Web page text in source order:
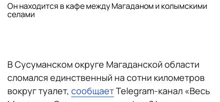
Он находится в кафе между Магаданом и колымскими
селами
В Сусуманском округе Магаданской области
сломался единственный на сотни километров
вокруг туалет, сообщаетTelegram-канал «Весь